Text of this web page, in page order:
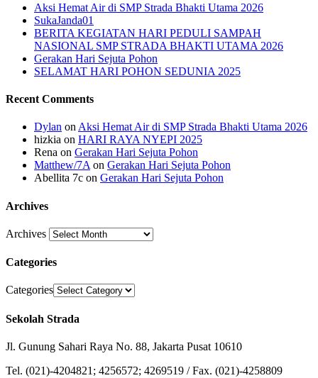
Aksi Hemat Air di SMP Strada Bhakti Utama 2026
SukaJanda01
BERITA KEGIATAN HARI PEDULI SAMPAH
NASIONAL SMP STRADA BHAKTI UTAMA 2026
Gerakan Hari Sejuta Pohon
SELAMAT HARI POHON SEDUNIA 2025
Recent Comments
Dylan on Aksi Hemat Air di SMP Strada Bhakti Utama 2026
hizkia on HARI RAYA NYEPI 2025
Rena on Gerakan Hari Sejuta Pohon
Matthew/7A on Gerakan Hari Sejuta Pohon
Abellita 7c on Gerakan Hari Sejuta Pohon
Archives
Archives
Categories
Categories
Sekolah Strada
Jl. Gunung Sahari Raya No. 88, Jakarta Pusat 10610
Tel. (021)-4204821; 4256572; 4269519 / Fax. (021)-4258809